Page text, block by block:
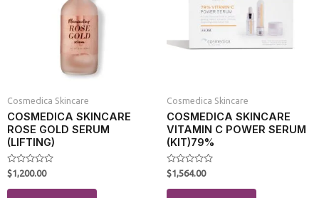
Cosmedica Skincare
COSMEDICA SKINCARE
ROSE GOLD SERUM
(LIFTING)
Rated
0
out
$1,200.00
Cosmedica Skincare
COSMEDICA SKINCARE
VITAMIN C POWER SERUM
(KIT)79%
Rated
0
out
$1,564.00